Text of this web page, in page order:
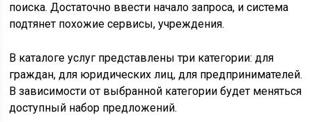
поиска. Достаточно ввести начало запроса, и система
подтянет похожие сервисы, учреждения.
В каталоге услуг представлены три категории: для
граждан, для юридических лиц, для предпринимателей.
В зависимости от выбранной категории будет меняться
доступный набор предложений.